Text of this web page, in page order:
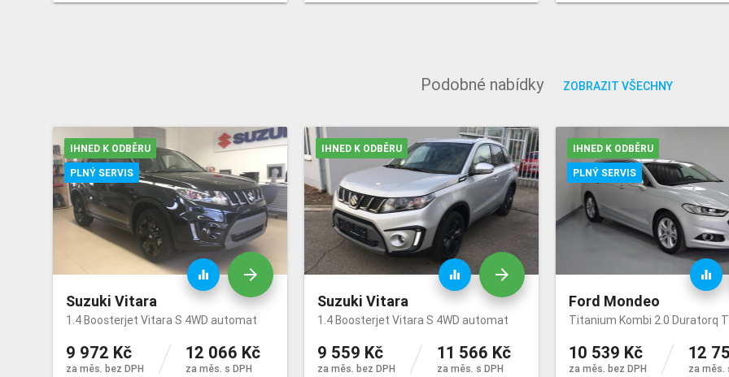
Podobné nabídky ZOBRAZIT VŠECHNY
Suzuki Vitara
1.4 Boosterjet Vitara S 4WD automat
9 972 Kč
za měs. bez DPH
12 066 Kč
za měs. s DPH
arrow_forward
equalizer
IHNED K ODBĚRU
PLNÝ SERVIS
Suzuki Vitara
1.4 Boosterjet Vitara S 4WD automat
9 559 Kč
za měs. bez DPH
11 566 Kč
za měs. s DPH
arrow_forward
equalizer
IHNED K ODBĚRU
Ford Mondeo
10 539 Kč
za měs. bez DPH
12
za měs.
equalizer
IHNED K ODBĚRU
PLNÝ SERVIS